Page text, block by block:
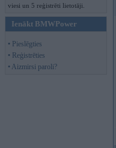
viesi un 5 reģistrēti lietotāji.
Ienākt BMWPower
• Pieslēgties
• Reģistrēties
• Aizmirsi paroli?